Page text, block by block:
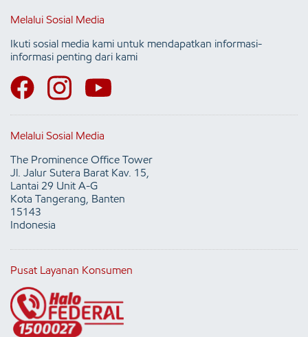
Melalui Sosial Media
Ikuti sosial media kami untuk mendapatkan informasi-
informasi penting dari kami
Melalui Sosial Media
The Prominence Office Tower
Jl. Jalur Sutera Barat Kav. 15,
Lantai 29 Unit A-G
Kota Tangerang, Banten
15143
Indonesia
Pusat Layanan Konsumen